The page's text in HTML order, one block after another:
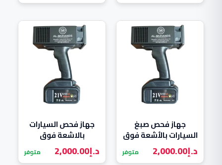
جهاز فحص صبغ
السيارات بالأشعة فوق
البنفسجية –
Hershma UV-900د.إ2,000.00 متوفر
جهاز فحص السيارات
بالاشعة فوق
البنفسجية –
Hershma UV-900د.إ2,000.00 متوفر